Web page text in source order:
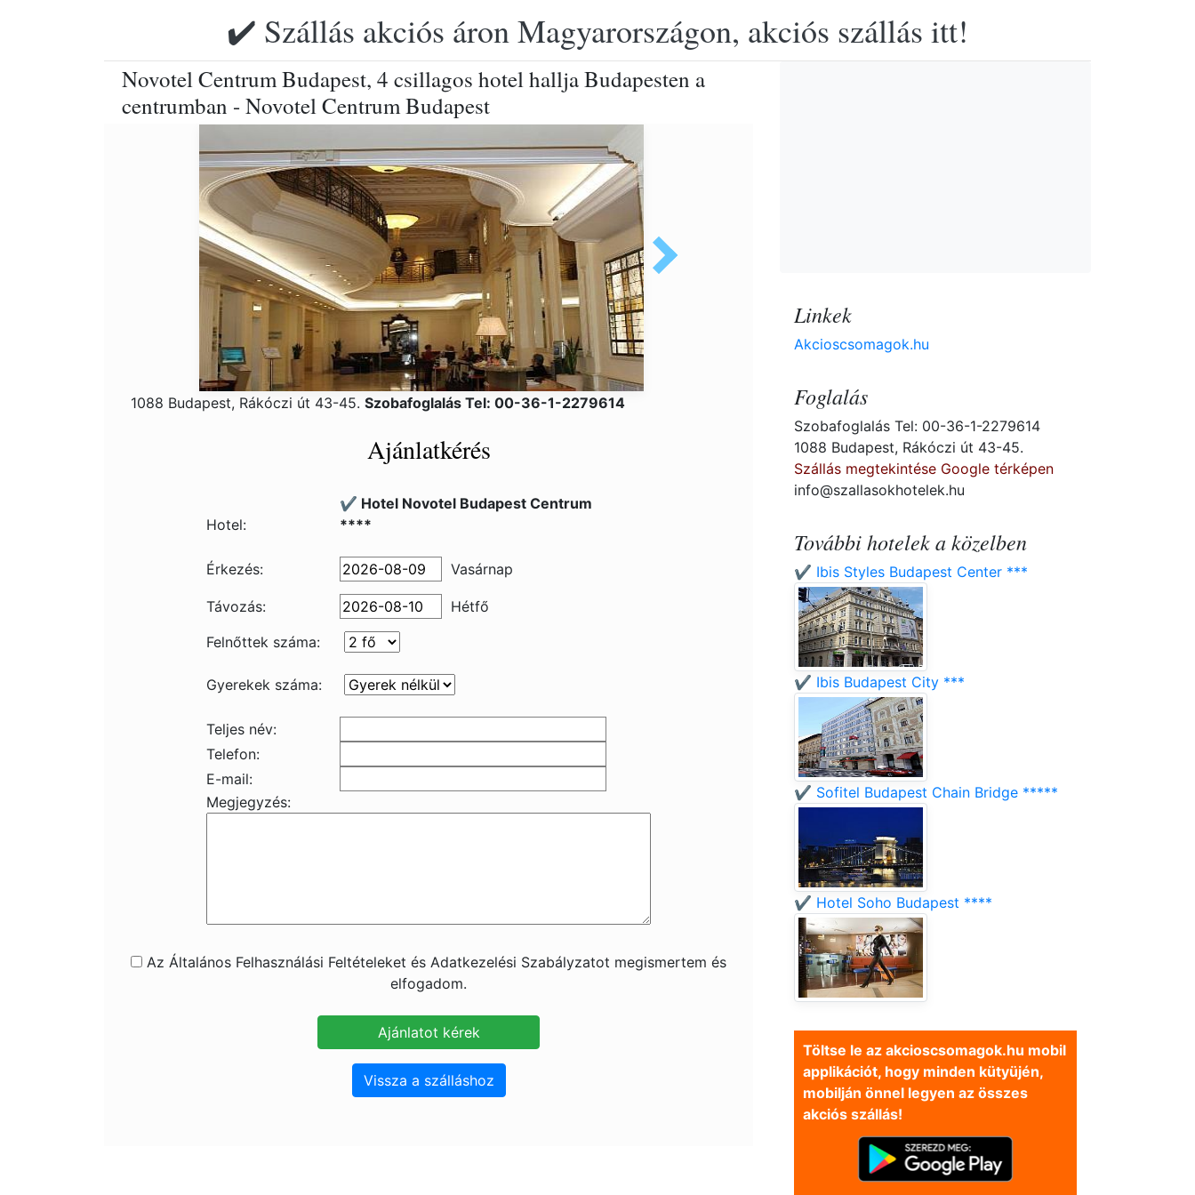
✔️ Szállás akciós áron Magyarországon, akciós szállás itt!
Novotel Centrum Budapest, 4 csillagos hotel hallja Budapesten a
centrumban - Novotel Centrum Budapest
1088 Budapest, Rákóczi út 43-45. Szobafoglalás Tel: 00-36-1-2279614
Ajánlatkérés
Hotel:
✔️ Hotel Novotel Budapest Centrum
****
Érkezés: Vasárnap
Távozás:
Hétfő
Felnőttek száma:
Gyerekek száma:
Teljes név:
Telefon:
E-mail:
Megjegyzés:
Az Általános Felhasználási Feltételeket és Adatkezelési Szabályzatot megismertem és
elfogadom.
Vissza a szálláshoz
Linkek
Akcioscsomagok.hu
Foglalás
Szobafoglalás Tel: 00-36-1-2279614
1088 Budapest, Rákóczi út 43-45.
Szállás megtekintése Google térképen
info@szallasokhotelek.hu
További hotelek a közelben
✔️ Ibis Styles Budapest Center ***
✔️ Ibis Budapest City ***
✔️ Sofitel Budapest Chain Bridge *****
✔️ Hotel Soho Budapest ****
Töltse le az akcioscsomagok.hu mobil
applikációt, hogy minden kütyüjén,
mobilján önnel legyen az összes
akciós szállás!